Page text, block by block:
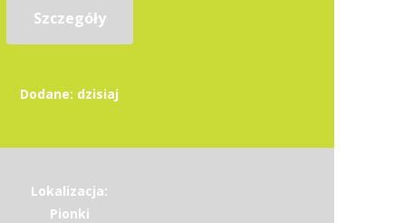
Szczegóły
Dodane: dzisiaj
Lokalizacja:
Pionki